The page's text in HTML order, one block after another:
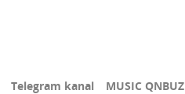
Telegram kanal MUSIC QNBUZ